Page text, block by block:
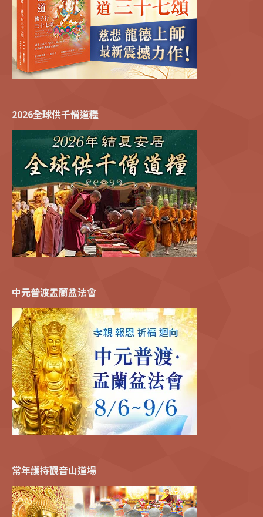
2026全球供千僧道糧
中元普渡盂蘭盆法會
常年護持觀音山道場